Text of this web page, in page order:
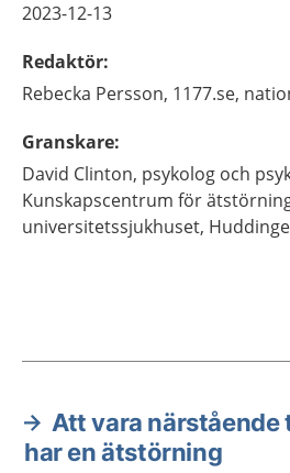
2023-12-13
Redaktör:
Rebecka Persson, 1177.se,
Granskare:
David Clinton, psykolog och
Kunskapscentrum för
universitetssjukhuset, Huddinge
Aktuella artiklar
Att vara närstående
har en ätstörning